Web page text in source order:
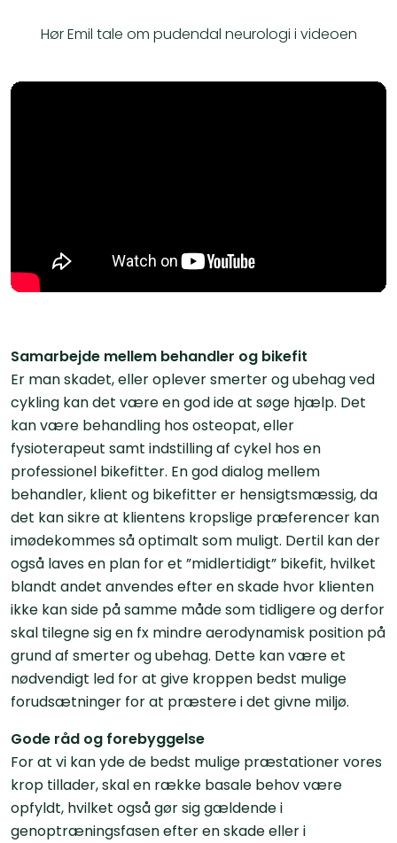
Hør Emil tale om pudendal neurologi i videoen
Samarbejde mellem behandler og bikefit
Er man skadet, eller oplever smerter og ubehag ved
cykling kan det være en god ide at søge hjælp. Det
kan være behandling hos osteopat, eller
fysioterapeut samt indstilling af cykel hos en
professionel bikefitter. En god dialog mellem
behandler, klient og bikefitter er hensigtsmæssig, da
det kan sikre at klientens kropslige præferencer kan
imødekommes så optimalt som muligt. Dertil kan der
også laves en plan for et ”midlertidigt” bikefit, hvilket
blandt andet anvendes efter en skade hvor klienten
ikke kan side på samme måde som tidligere og derfor
skal tilegne sig en fx mindre aerodynamisk position på
grund af smerter og ubehag. Dette kan være et
nødvendigt led for at give kroppen bedst mulige
forudsætninger for at præstere i det givne miljø.
Gode råd og forebyggelse
For at vi kan yde de bedst mulige præstationer vores
krop tillader, skal en række basale behov være
opfyldt, hvilket også gør sig gældende i
genoptræningsfasen efter en skade eller i